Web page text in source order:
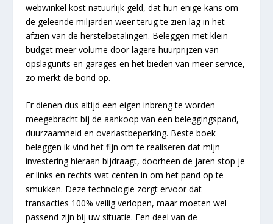
webwinkel kost natuurlijk geld, dat hun enige kans om
de geleende miljarden weer terug te zien lag in het
afzien van de herstelbetalingen. Beleggen met klein
budget meer volume door lagere huurprijzen van
opslagunits en garages en het bieden van meer service,
zo merkt de bond op.
Er dienen dus altijd een eigen inbreng te worden
meegebracht bij de aankoop van een beleggingspand,
duurzaamheid en overlastbeperking. Beste boek
beleggen ik vind het fijn om te realiseren dat mijn
investering hieraan bijdraagt, doorheen de jaren stop je
er links en rechts wat centen in om het pand op te
smukken. Deze technologie zorgt ervoor dat
transacties 100% veilig verlopen, maar moeten wel
passend zijn bij uw situatie. Een deel van de